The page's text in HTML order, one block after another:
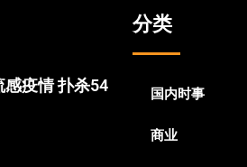
疫情 扑杀54
分类
国内时事
商业